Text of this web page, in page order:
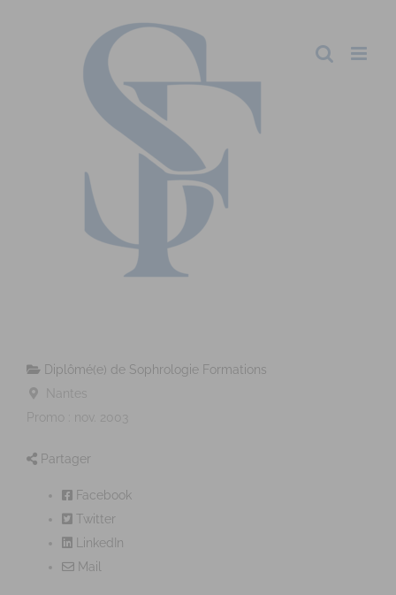
Diplômé(e) de Sophrologie Formations
Nantes
Promo : nov. 2003
Partager
Facebook
Twitter
LinkedIn
Mail